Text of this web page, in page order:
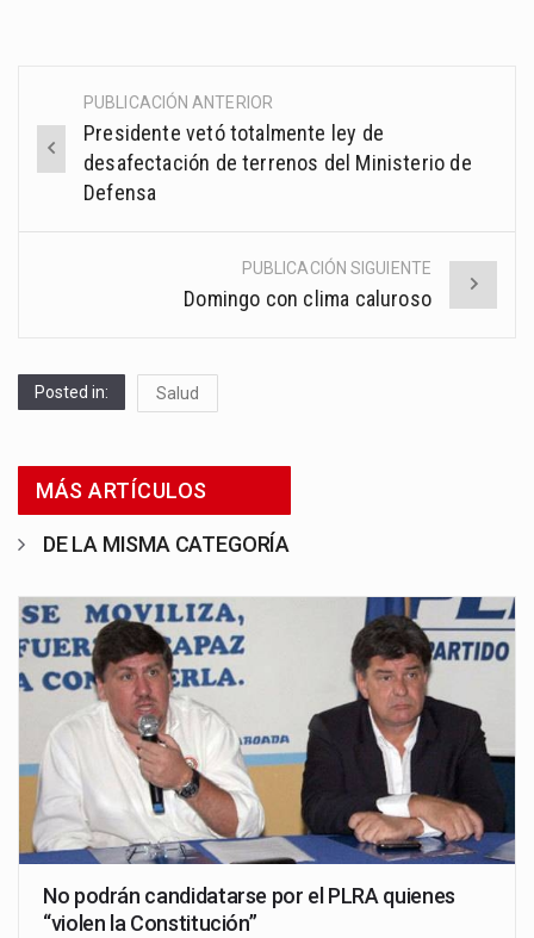
Post
navigation
PUBLICACIÓN ANTERIOR
Presidente vetó totalmente ley de
desafectación de terrenos del Ministerio de
Defensa
PUBLICACIÓN SIGUIENTE
Domingo con clima caluroso
Posted in: Salud
MÁS ARTÍCULOS
DE LA MISMA CATEGORÍA
No podrán candidatarse por el PLRA quienes
“violen la Constitución”